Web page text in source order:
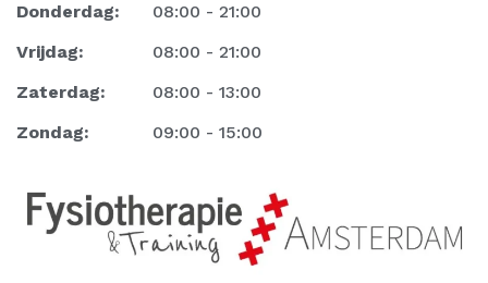
Donderdag:
Vrijdag:
Zaterdag:
Zondag:
08:00 - 21:00
08:00 - 21:00
08:00 - 13:00
09:00 - 15:00